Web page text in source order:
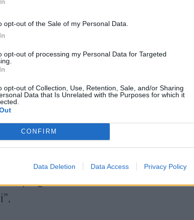
opt-out of the Sale of my Personal Data.
opt-out of processing my Personal Data for Targeted
opt-out of Collection, Use, Retention, Sale, and/or Sharing
Data that Is Unrelated with the Purposes for which it
CONFIRM
Data Deletion Data Access Privacy Policy
vedere l’industry della
a Cannes, omaggiare in
e in particolar modo Madison
in ‘Assume That I Can’. È
Madison sul palco insieme ai
a ricordare l’importanza
ma anche il valore e
nella vita delle persone e
realizzare un cambiamento
di comunicazione